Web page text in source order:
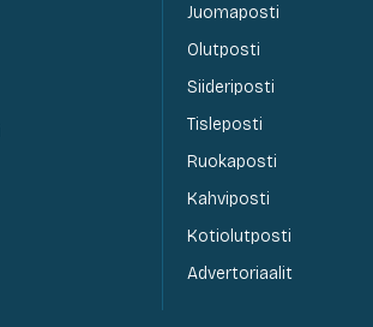
Juomaposti
Olutposti
Siideriposti
Tisleposti
Ruokaposti
Kahviposti
Kotiolutposti
Advertoriaalit